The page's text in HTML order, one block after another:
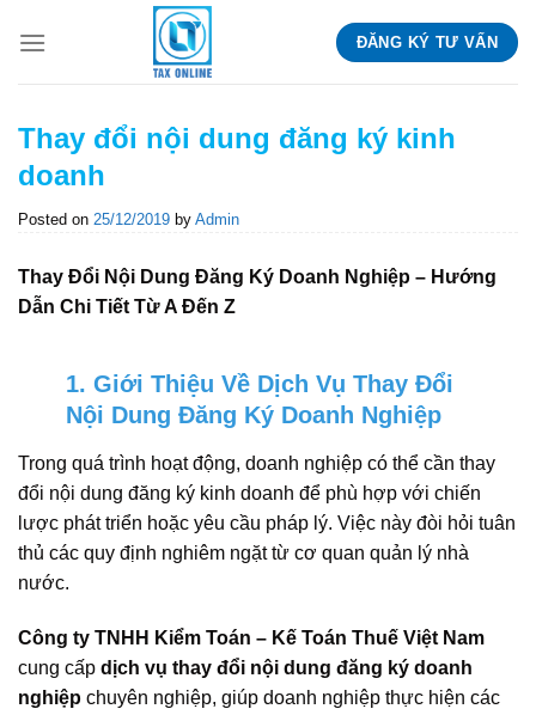
ĐĂNG KÝ TƯ VẤN
Thay đổi nội dung đăng ký kinh
doanh
Posted on 25/12/2019 by Admin
Thay Đổi Nội Dung Đăng Ký Doanh Nghiệp – Hướng
Dẫn Chi Tiết Từ A Đến Z
1. Giới Thiệu Về Dịch Vụ Thay Đổi
Nội Dung Đăng Ký Doanh Nghiệp
Trong quá trình hoạt động, doanh nghiệp có thể cần thay
đổi nội dung đăng ký kinh doanh để phù hợp với chiến
lược phát triển hoặc yêu cầu pháp lý. Việc này đòi hỏi tuân
thủ các quy định nghiêm ngặt từ cơ quan quản lý nhà
nước.
Công ty TNHH Kiểm Toán – Kế Toán Thuế Việt Nam
cung cấp dịch vụ thay đổi nội dung đăng ký doanh
nghiệp chuyên nghiệp, giúp doanh nghiệp thực hiện các